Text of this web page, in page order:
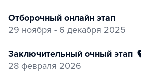
отборочный онлайн этап
29 ноября - 6 декабря 2025
заключительный очный этап
28 февраля 2026